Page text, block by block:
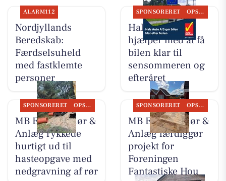
ALARM112
Nordjyllands
Beredskab:
Færdselsuheld
med fastklemte
personer
SPONSORERET OPSLAGSTAVLEN
Hals Auto A/S
hjælper med at få
bilen klar til
sensommeren og
efteråret
SPONSORERET OPSLAGSTAVLEN
MB Entreprenør &
Anlæg rykkede
hurtigt ud til
hasteopgave med
nedgravning af rør
SPONSORERET OPSLAGSTAVLEN
MB Entreprenør &
Anlæg færdiggør
projekt for
Foreningen
Fantastiske Hou